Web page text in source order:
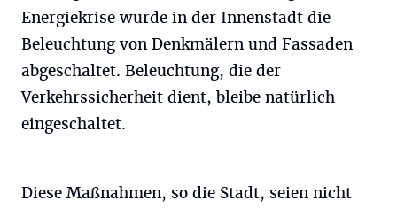
Energiekrise wurde in der Innenstadt die
Beleuchtung von Denkmälern und Fassaden
abgeschaltet. Beleuchtung, die der
Verkehrssicherheit dient, bleibe natürlich
eingeschaltet.
Diese Maßnahmen, so die Stadt, seien nicht